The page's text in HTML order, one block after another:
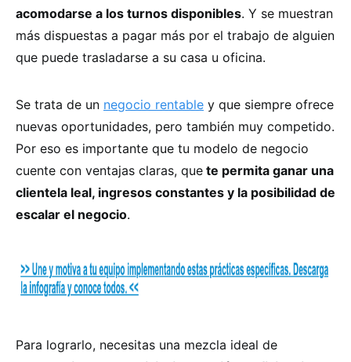
acomodarse a los turnos disponibles. Y se muestran
más dispuestas a pagar más por el trabajo de alguien
que puede trasladarse a su casa u oficina.
Se trata de un negocio rentable y que siempre ofrece
nuevas oportunidades, pero también muy competido.
Por eso es importante que tu modelo de negocio
cuente con ventajas claras, que te permita ganar una
clientela leal, ingresos constantes y la posibilidad de
escalar el negocio.
Para lograrlo, necesitas una mezcla ideal de